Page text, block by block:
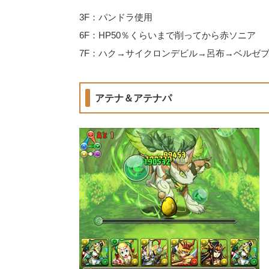
3F：パンドラ使用
6F：HP50％くらいまで削ってから赤ソニア
7F：ハク→サイクロンデビル→呂布→ベルゼ
アテナ＆アテナパ